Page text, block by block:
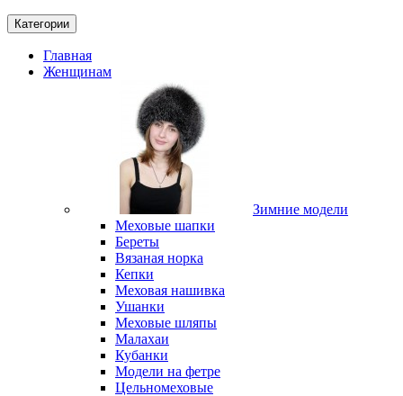
Категории
Главная
Женщинам
Зимние модели
Меховые шапки
Береты
Вязаная норка
Кепки
Меховая нашивка
Ушанки
Меховые шляпы
Малахаи
Кубанки
Модели на фетре
Цельномеховые